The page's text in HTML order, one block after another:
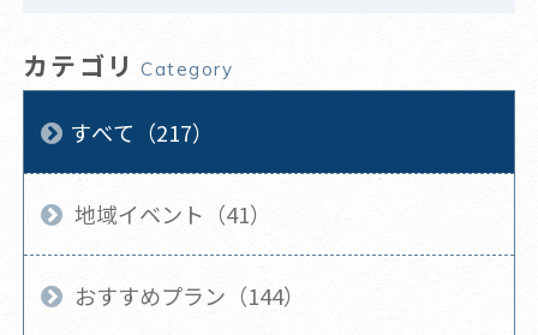
カテゴリ Category
すべて（217）
地域イベント（41）
おすすめプラン（144）